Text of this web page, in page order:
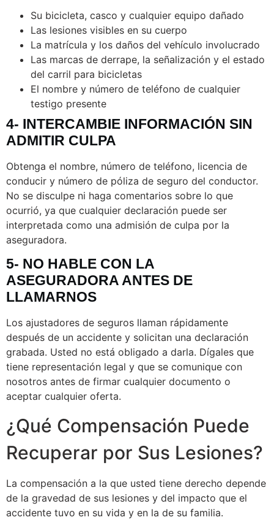
Su bicicleta, casco y cualquier equipo dañado
Las lesiones visibles en su cuerpo
La matrícula y los daños del vehículo involucrado
Las marcas de derrape, la señalización y el estado
del carril para bicicletas
El nombre y número de teléfono de cualquier
testigo presente
4- INTERCAMBIE INFORMACIÓN SIN
ADMITIR CULPA
Obtenga el nombre, número de teléfono, licencia de
conducir y número de póliza de seguro del conductor.
No se disculpe ni haga comentarios sobre lo que
ocurrió, ya que cualquier declaración puede ser
interpretada como una admisión de culpa por la
aseguradora.
5- NO HABLE CON LA
ASEGURADORA ANTES DE
LLAMARNOS
Los ajustadores de seguros llaman rápidamente
después de un accidente y solicitan una declaración
grabada. Usted no está obligado a darla. Dígales que
tiene representación legal y que se comunique con
nosotros antes de firmar cualquier documento o
aceptar cualquier oferta.
¿Qué Compensación Puede
Recuperar por Sus Lesiones?
La compensación a la que usted tiene derecho depende
de la gravedad de sus lesiones y del impacto que el
accidente tuvo en su vida y en la de su familia.